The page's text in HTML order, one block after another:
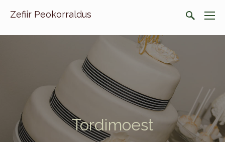
Zefiir Peokorraldus
Tordimoest